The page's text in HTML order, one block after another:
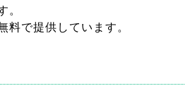
。
料で提供しています。